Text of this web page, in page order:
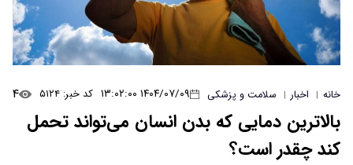
خانه | اخبار | سلامت و پزشکی ۱۴۰۴/۰۷/۰۹ ۱۳:۰۲:۰۰ کد خبر: ۵۱۲۴ ۴
بالاترین دمایی که بدن انسان می‌تواند تحمل
کند چقدر است؟